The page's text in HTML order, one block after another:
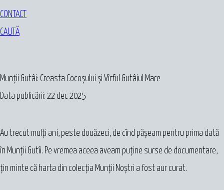
CONTACT
CAUTĂ
Munții Gutâi: Creasta Cocoșului și Vîrful Gutâiul Mare
Data publicării: 22 dec 2025
Au trecut mulți ani, peste douăzeci, de cînd pășeam pentru prima dată
în Munții Gutîi. Pe vremea aceea aveam puține surse de documentare,
țin minte că harta din colecția Munții Noștri a fost aur curat.